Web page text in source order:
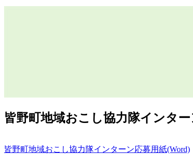
皆野町地域おこし協力隊インタ
皆野町地域おこし協力隊インターン応募用紙(Word)